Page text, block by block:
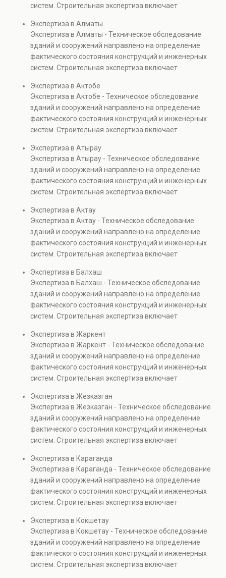
инвестициями.
недвижимости.
проверках.
систем. Строительная экспертиза включает
элементов и оценку эксплуатационной безопасности.
Услуга востребована при покупке недвижимости,
капитальном ремонте и реконструкции объектов, а
также при судебных разбирательствах и технических
проверках.
Экспертиза в Алматы
Экспертиза в Алматы - Техническое обследование
зданий и сооружений направлено на определение
фактического состояния конструкций и инженерных
систем. Строительная экспертиза включает
элементов и оценку эксплуатационной безопасности.
Услуга востребована при покупке недвижимости,
капитальном ремонте и реконструкции объектов, а
также при судебных разбирательствах и технических
проверках.
Экспертиза в Актобе
Экспертиза в Актобе - Техническое обследование
зданий и сооружений направлено на определение
фактического состояния конструкций и инженерных
систем. Строительная экспертиза включает
элементов и оценку эксплуатационной безопасности.
Услуга востребована при покупке недвижимости,
капитальном ремонте и реконструкции объектов, а
также при судебных разбирательствах и технических
проверках.
Экспертиза в Атырау
Экспертиза в Атырау - Техническое обследование
зданий и сооружений направлено на определение
фактического состояния конструкций и инженерных
систем. Строительная экспертиза включает
элементов и оценку эксплуатационной безопасности.
Услуга востребована при покупке недвижимости,
капитальном ремонте и реконструкции объектов, а
также при судебных разбирательствах и технических
проверках.
Экспертиза в Актау
Экспертиза в Актау - Техническое обследование
зданий и сооружений направлено на определение
фактического состояния конструкций и инженерных
систем. Строительная экспертиза включает
элементов и оценку эксплуатационной безопасности.
Услуга востребована при покупке недвижимости,
капитальном ремонте и реконструкции объектов, а
также при судебных разбирательствах и технических
проверках.
Экспертиза в Балхаш
Экспертиза в Балхаш - Техническое обследование
зданий и сооружений направлено на определение
фактического состояния конструкций и инженерных
систем. Строительная экспертиза включает
элементов и оценку эксплуатационной безопасности.
Услуга востребована при покупке недвижимости,
капитальном ремонте и реконструкции объектов, а
также при судебных разбирательствах и технических
проверках.
Экспертиза в Жаркент
Экспертиза в Жаркент - Техническое обследование
зданий и сооружений направлено на определение
фактического состояния конструкций и инженерных
систем. Строительная экспертиза включает
элементов и оценку эксплуатационной безопасности.
Услуга востребована при покупке недвижимости,
капитальном ремонте и реконструкции объектов, а
также при судебных разбирательствах и технических
проверках.
Экспертиза в Жезказган
Экспертиза в Жезказган - Техническое обследование
зданий и сооружений направлено на определение
фактического состояния конструкций и инженерных
систем. Строительная экспертиза включает
элементов и оценку эксплуатационной безопасности.
Услуга востребована при покупке недвижимости,
капитальном ремонте и реконструкции объектов, а
также при судебных разбирательствах и технических
проверках.
Экспертиза в Караганда
Экспертиза в Караганда - Техническое обследование
зданий и сооружений направлено на определение
фактического состояния конструкций и инженерных
систем. Строительная экспертиза включает
элементов и оценку эксплуатационной безопасности.
Услуга востребована при покупке недвижимости,
капитальном ремонте и реконструкции объектов, а
также при судебных разбирательствах и технических
проверках.
Экспертиза в Кокшетау
Экспертиза в Кокшетау - Техническое обследование
зданий и сооружений направлено на определение
фактического состояния конструкций и инженерных
систем. Строительная экспертиза включает